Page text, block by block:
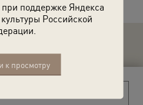
поддержке Яндекса
Российской
к просмотру